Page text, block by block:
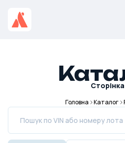
Сторінка
Головна Каталог